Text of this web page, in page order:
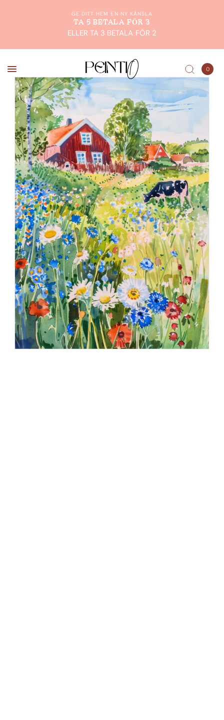
GE DITT HEM EN NY KÄNSLA
TA 5 BETALA FÖR 3
ELLER TA 3 BETALA FÖR 2
0